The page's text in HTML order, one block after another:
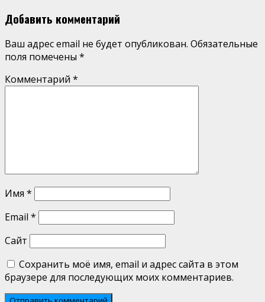
Добавить комментарий
Ваш адрес email не будет опубликован. Обязательные
поля помечены *
Комментарий *
Имя *
Email *
Сайт
Сохранить моё имя, email и адрес сайта в этом
браузере для последующих моих комментариев.